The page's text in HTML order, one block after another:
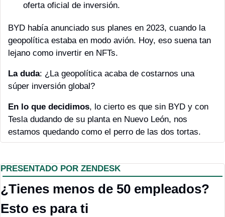
oferta oficial de inversión.
BYD había anunciado sus planes en 2023, cuando la
geopolítica estaba en modo avión. Hoy, eso suena tan
lejano como invertir en NFTs.
La duda: ¿La geopolítica acaba de costarnos una
súper inversión global?
En lo que decidimos, lo cierto es que sin BYD y con
Tesla dudando de su planta en Nuevo León, nos
estamos quedando como el perro de las dos tortas.
PRESENTADO POR ZENDESK
¿Tienes menos de 50 empleados?
Esto es para ti